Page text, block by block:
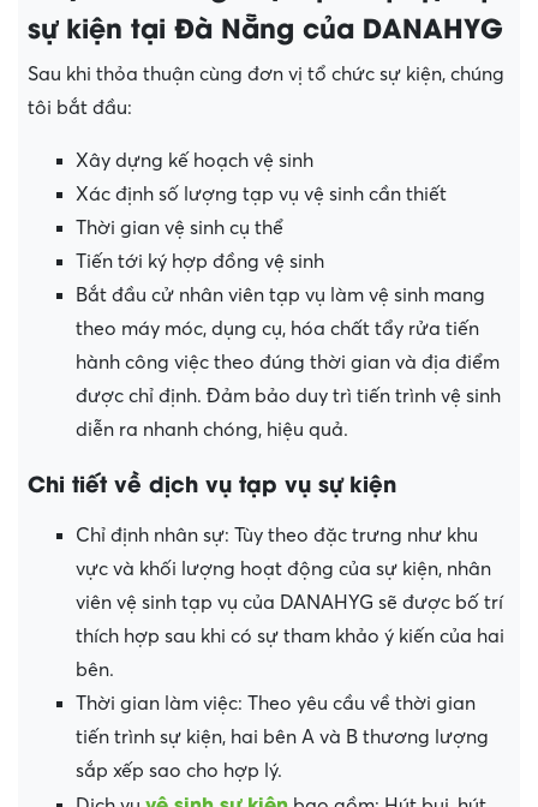
sự kiện tại Đà Nẵng của DANAHYG
Sau khi thỏa thuận cùng đơn vị tổ chức sự kiện, chúng
tôi bắt đầu:
Xây dựng kế hoạch vệ sinh
Xác định số lượng tạp vụ vệ sinh cần thiết
Thời gian vệ sinh cụ thể
Tiến tới ký hợp đồng vệ sinh
Bắt đầu cử nhân viên tạp vụ làm vệ sinh mang
theo máy móc, dụng cụ, hóa chất tẩy rửa tiến
hành công việc theo đúng thời gian và địa điểm
được chỉ định. Đảm bảo duy trì tiến trình vệ sinh
diễn ra nhanh chóng, hiệu quả.
Chi tiết về dịch vụ tạp vụ sự kiện
Chỉ định nhân sự: Tùy theo đặc trưng như khu
vực và khối lượng hoạt động của sự kiện, nhân
viên vệ sinh tạp vụ của DANAHYG sẽ được bố trí
thích hợp sau khi có sự tham khảo ý kiến ​​của hai
bên.
Thời gian làm việc: Theo yêu cầu về thời gian
tiến trình sự kiện, hai bên A và B thương lượng
sắp xếp sao cho hợp lý.